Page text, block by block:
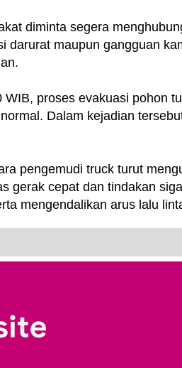
diminta segera
darurat maupun gangguan
WIB, proses evakuasi pohon
Dalam kejadian
pengemudi truck turut
gerak cepat dan tindakan
mengendalikan arus lalu